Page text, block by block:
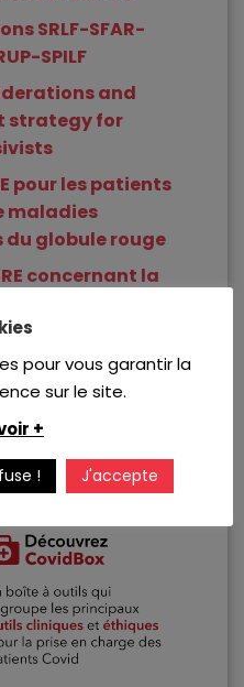
SRLF-SFAR-
SPILF
and
strategy for
pour les patients
maladies
globule rouge
concernant la
SPLIF (Veille
et
pour vous garantir la
sur le site.
+
! J'accepte